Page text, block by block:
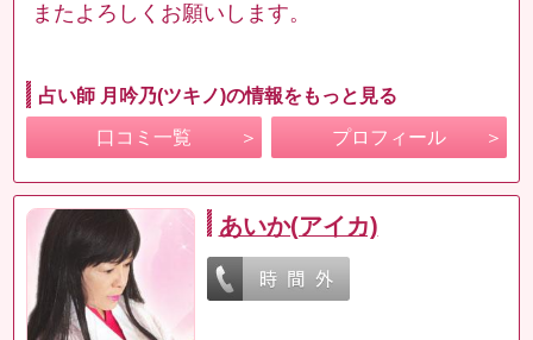
またよろしくお願いします。
占い師 月吟乃(ツキノ)の情報をもっと見る
口コミ一覧 プロフィール
あいか(アイカ)